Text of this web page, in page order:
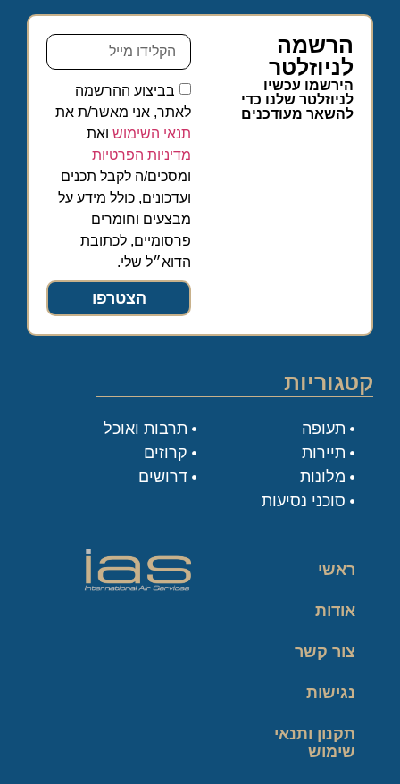
הרשמה
לניוזלטר
הירשמו עכשיו
לניוזלטר שלנו כדי
להשאר מעודכנים
בביצוע ההרשמה
לאתר, אני מאשר/ת את
תנאי השימוש ואת
מדיניות הפרטיות
ומסכים/ה לקבל תכנים
ועדכונים, כולל מידע על
מבצעים וחומרים
פרסומיים, לכתובת
הדוא״ל שלי.
הצטרפו
קטגוריות
תעופה
תיירות
מלונות
סוכני נסיעות
תרבות ואוכל
קרוזים
דרושים
ראשי
אודות
צור קשר
נגישות
תקנון ותנאי
שימוש